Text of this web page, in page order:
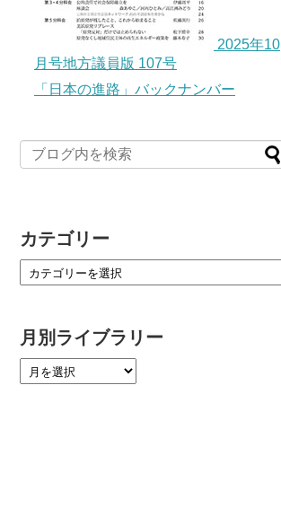
2025年10
月号地方議員版 107号
「日本の進路」バックナンバー
カテゴリー
月別ライブラリー